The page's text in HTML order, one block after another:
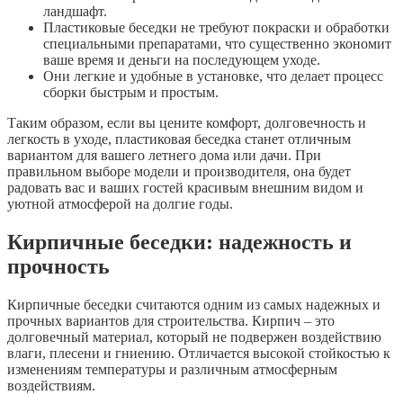
ландшафт.
Пластиковые беседки не требуют покраски и обработки
специальными препаратами, что существенно экономит
ваше время и деньги на последующем уходе.
Они легкие и удобные в установке, что делает процесс
сборки быстрым и простым.
Таким образом, если вы цените комфорт, долговечность и
легкость в уходе, пластиковая беседка станет отличным
вариантом для вашего летнего дома или дачи. При
правильном выборе модели и производителя, она будет
радовать вас и ваших гостей красивым внешним видом и
уютной атмосферой на долгие годы.
Кирпичные беседки: надежность и
прочность
Кирпичные беседки считаются одним из самых надежных и
прочных вариантов для строительства. Кирпич – это
долговечный материал, который не подвержен воздействию
влаги, плесени и гниению. Отличается высокой стойкостью к
изменениям температуры и различным атмосферным
воздействиям.